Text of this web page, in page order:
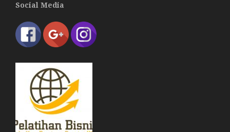
Social Media